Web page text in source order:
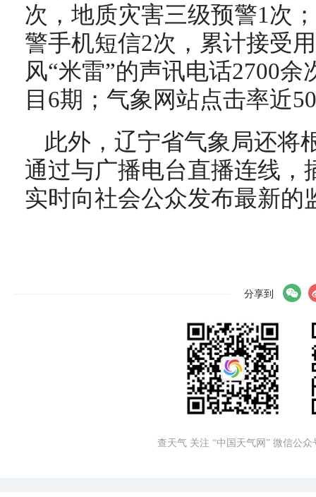
次，地质灾害三级预警1次
警手机短信2次，累计接受
风“米雷”的声讯电话2700
目6期；气象网站点击率近
此外，辽宁省气象局还将
通过与广播电台直播连线，
实时向社会公众发布最新的
分享到
查天气 关注 “中国天气网” 微信公众